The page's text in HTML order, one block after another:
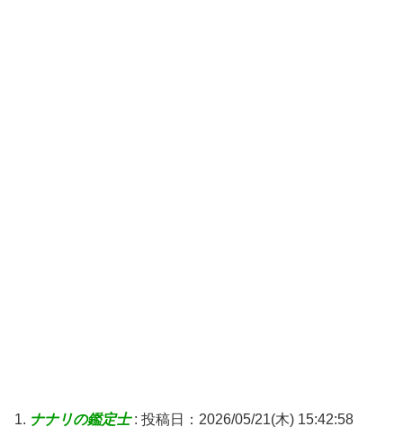
ナナリの鑑定士: 投稿日：2026/05/21(木) 15:42:58